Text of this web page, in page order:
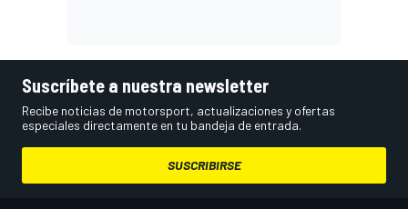
Suscríbete a nuestra newsletter
Recibe noticias de motorsport, actualizaciones y ofertas
especiales directamente en tu bandeja de entrada.
SUSCRIBIRSE